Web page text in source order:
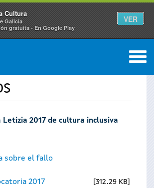
Cultura
Galicia
gratuíta - En Google Play
VER
0
Letizia 2017 de cultura inclusiva
sobre el fallo
2017 312.29 KB